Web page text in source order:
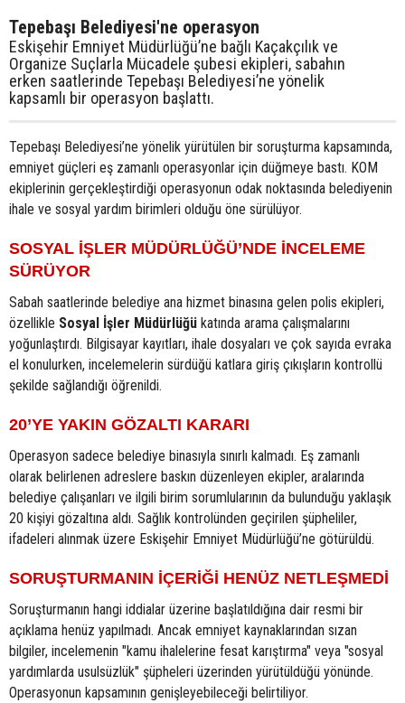
Tepebaşı Belediyesi'ne operasyon
Eskişehir Emniyet Müdürlüğü’ne bağlı Kaçakçılık ve
Organize Suçlarla Mücadele şubesi ekipleri, sabahın
erken saatlerinde Tepebaşı Belediyesi’ne yönelik
kapsamlı bir operasyon başlattı.
Tepebaşı Belediyesi’ne yönelik yürütülen bir soruşturma kapsamında,
emniyet güçleri eş zamanlı operasyonlar için düğmeye bastı. KOM
ekiplerinin gerçekleştirdiği operasyonun odak noktasında belediyenin
ihale ve sosyal yardım birimleri olduğu öne sürülüyor.
SOSYAL İŞLER MÜDÜRLÜĞÜ’NDE İNCELEME
SÜRÜYOR
Sabah saatlerinde belediye ana hizmet binasına gelen polis ekipleri,
özellikle Sosyal İşler Müdürlüğü katında arama çalışmalarını
yoğunlaştırdı. Bilgisayar kayıtları, ihale dosyaları ve çok sayıda evraka
el konulurken, incelemelerin sürdüğü katlara giriş çıkışların kontrollü
şekilde sağlandığı öğrenildi.
20’YE YAKIN GÖZALTI KARARI
Operasyon sadece belediye binasıyla sınırlı kalmadı. Eş zamanlı
olarak belirlenen adreslere baskın düzenleyen ekipler, aralarında
belediye çalışanları ve ilgili birim sorumlularının da bulunduğu yaklaşık
20 kişiyi gözaltına aldı. Sağlık kontrolünden geçirilen şüpheliler,
ifadeleri alınmak üzere Eskişehir Emniyet Müdürlüğü’ne götürüldü.
SORUŞTURMANIN İÇERİĞİ HENÜZ NETLEŞMEDİ
Soruşturmanın hangi iddialar üzerine başlatıldığına dair resmi bir
açıklama henüz yapılmadı. Ancak emniyet kaynaklarından sızan
bilgiler, incelemenin "kamu ihalelerine fesat karıştırma" veya "sosyal
yardımlarda usulsüzlük" şüpheleri üzerinden yürütüldüğü yönünde.
Operasyonun kapsamının genişleyebileceği belirtiliyor.